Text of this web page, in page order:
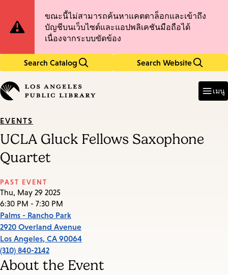
to
main
content
to
main
navigation
Site
Notification
ขณะนี้ไม่สามารถค้นหาแคตตาล็อกและเข้าถึง
บัญชีบนเว็บไซต์และแอปพลิเคชันมือถือได้
เนื่องจากระบบขัดข้อง
Search Catalog Search Website
in
keywords
เมนู
EVENTS
UCLA Gluck Fellows Saxophone
Quartet
PAST EVENT
Thu, May 29 2025
6:30 PM - 7:30 PM
Palms - Rancho Park
2920 Overland Avenue
Los Angeles, CA 90064
(310) 840-2142
About the Event